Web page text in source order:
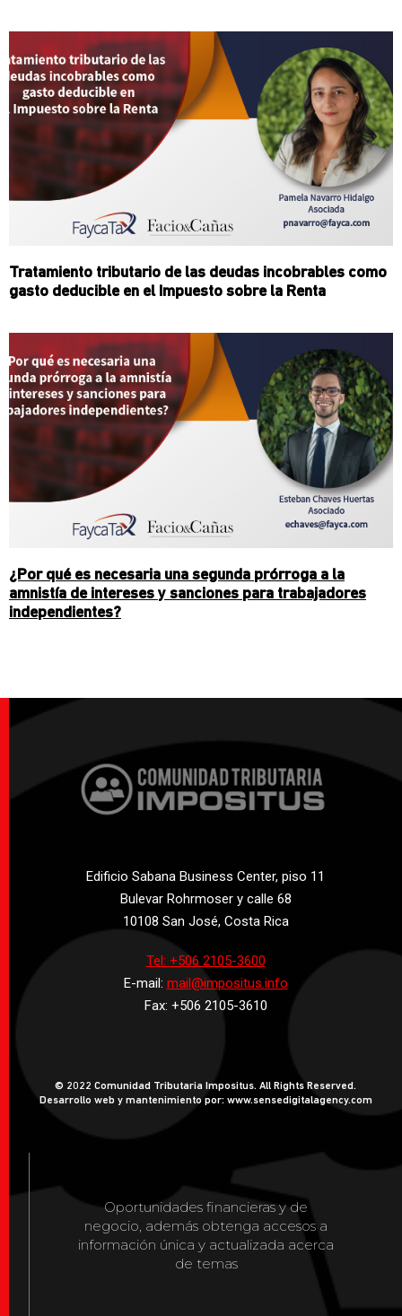
Tratamiento tributario de las deudas incobrables como
gasto deducible en el Impuesto sobre la Renta
¿Por qué es necesaria una segunda prórroga a la
amnistía de intereses y sanciones para trabajadores
independientes?
Edificio Sabana Business Center, piso 11
Bulevar Rohrmoser y calle 68
10108 San José, Costa Rica
Tel: +506 2105-3600
E-mail: mail@impositus.info
Fax: +506 2105-3610
© 2022 Comunidad Tributaria Impositus. All Rights Reserved.
Desarrollo web y mantenimiento por: www.sensedigitalagency.com
Oportunidades financieras y de
negocio, además obtenga accesos a
información única y actualizada acerca
de temas